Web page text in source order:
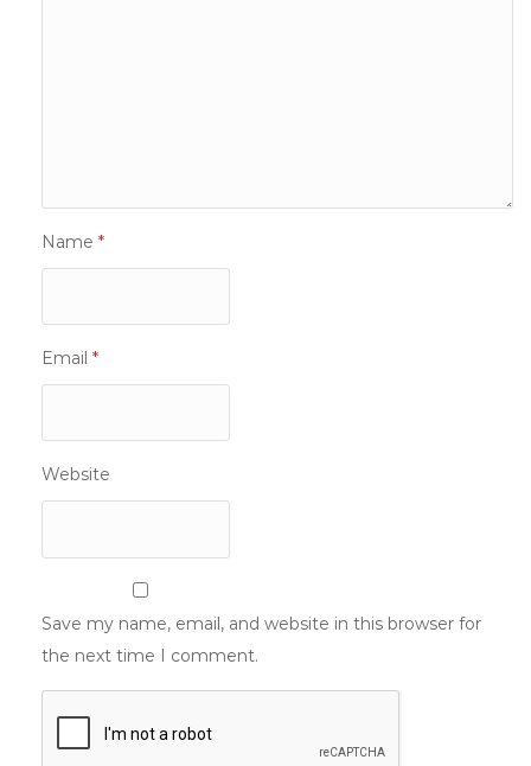
Name *
Email *
Website
Save my name, email, and website in this browser for
the next time I comment.